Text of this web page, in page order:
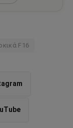
F16